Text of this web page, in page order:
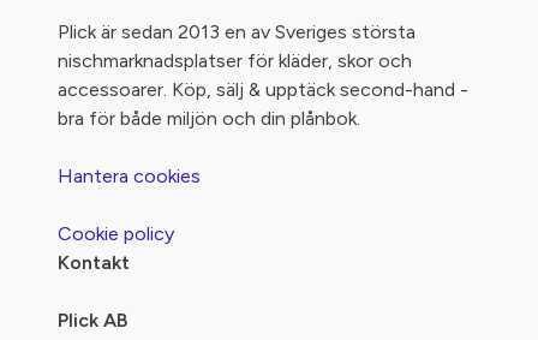
Plick är sedan 2013 en av Sveriges största
nischmarknadsplatser för kläder, skor och
accessoarer. Köp, sälj & upptäck second-hand -
bra för både miljön och din plånbok.
Hantera cookies
Cookie policy
Kontakt
Plick AB